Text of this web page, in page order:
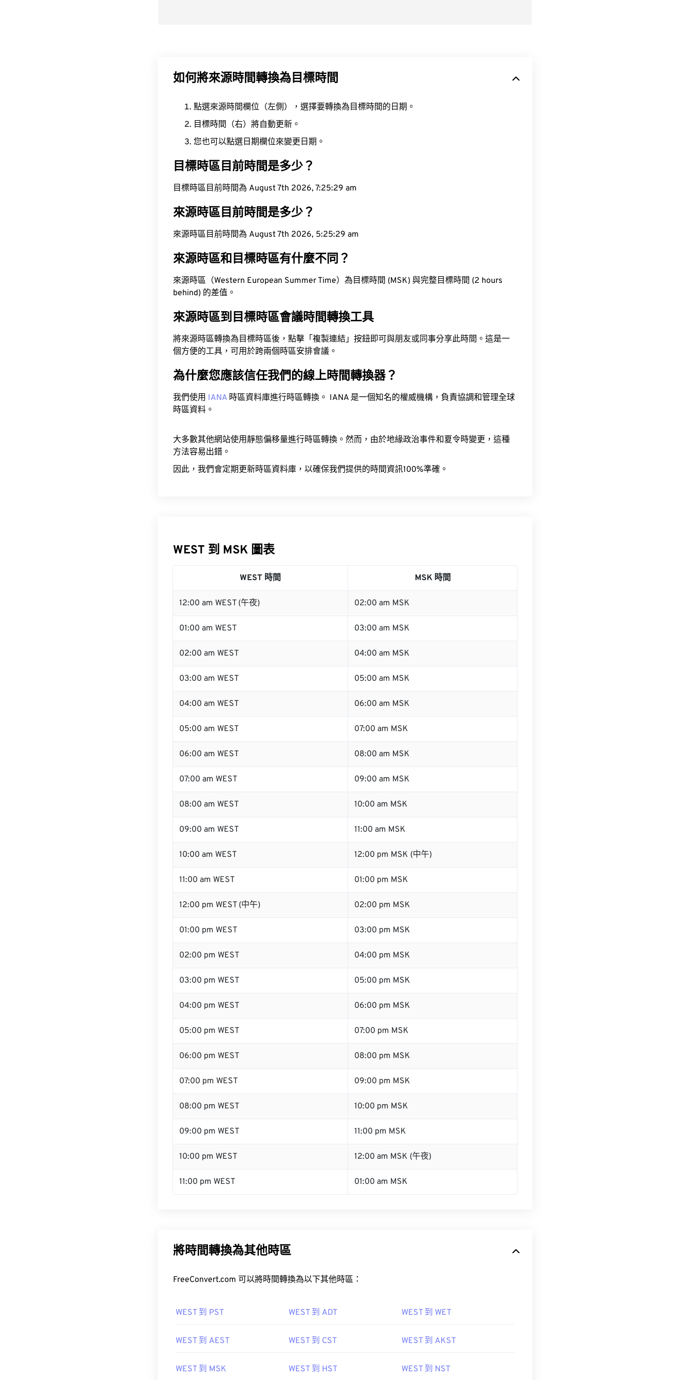
如何將來源時間轉換為目標時間
點選來源時間欄位（左側），選擇要轉換為目標時間的日期。
目標時間（右）將自動更新。
您也可以點選日期欄位來變更日期。
目標時區目前時間是多少？
目標時區目前時間為 August 7th 2026, 7:25:30 am
來源時區目前時間是多少？
來源時區目前時間為 August 7th 2026, 5:25:30 am
來源時區和目標時區有什麼不同？
來源時區（Western European Summer Time）為目標時間 (MSK) 與完整目標時間 (2 hours
behind) 的差值。
來源時區到目標時區會議時間轉換工具
將來源時區轉換為目標時區後，點擊「複製連結」按鈕即可與朋友或同事分享此時間。這是一
個方便的工具，可用於跨兩個時區安排會議。
為什麼您應該信任我們的線上時間轉換器？
我們使用 IANA 時區資料庫進行時區轉換。 IANA 是一個知名的權威機構，負責協調和管理全球
時區資料。
大多數其他網站使用靜態偏移量進行時區轉換。然而，由於地緣政治事件和夏令時變更，這種
方法容易出錯。
因此，我們會定期更新時區資料庫，以確保我們提供的時間資訊100%準確。
WEST 到 MSK 圖表
WEST 時間 MSK 時間
12:00 am WEST (午夜) 02:00 am MSK
01:00 am WEST 03:00 am MSK
02:00 am WEST 04:00 am MSK
03:00 am WEST 05:00 am MSK
04:00 am WEST 06:00 am MSK
05:00 am WEST 07:00 am MSK
06:00 am WEST 08:00 am MSK
07:00 am WEST 09:00 am MSK
08:00 am WEST 10:00 am MSK
09:00 am WEST 11:00 am MSK
10:00 am WEST 12:00 pm MSK (中午)
11:00 am WEST 01:00 pm MSK
12:00 pm WEST (中午) 02:00 pm MSK
01:00 pm WEST 03:00 pm MSK
02:00 pm WEST 04:00 pm MSK
03:00 pm WEST 05:00 pm MSK
04:00 pm WEST 06:00 pm MSK
05:00 pm WEST 07:00 pm MSK
06:00 pm WEST 08:00 pm MSK
07:00 pm WEST 09:00 pm MSK
08:00 pm WEST 10:00 pm MSK
09:00 pm WEST 11:00 pm MSK
10:00 pm WEST 12:00 am MSK (午夜)
11:00 pm WEST 01:00 am MSK
將時間轉換為其他時區
FreeConvert.com 可以將時間轉換為以下其他時區：
WEST 到 PST WEST 到 ADT WEST 到 WET
WEST 到 AEST WEST 到 CST WEST 到 AKST
WEST 到 MSK WEST 到 HST WEST 到 NST